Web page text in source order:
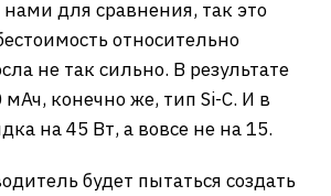
для сравнения, так это
относительно
не так сильно. В результате
конечно же, тип Si-C. И в
на 45 Вт, а вовсе не на 15.
будет пытаться создать